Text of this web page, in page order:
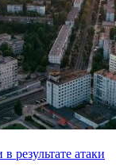
результате атаки